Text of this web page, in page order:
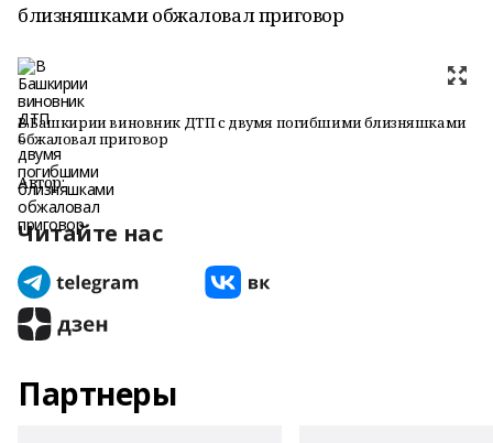
близняшками обжаловал приговор
В Башкирии виновник ДТП с двумя погибшими близняшками
обжаловал приговор
Автор:
Читайте нас
Партнеры